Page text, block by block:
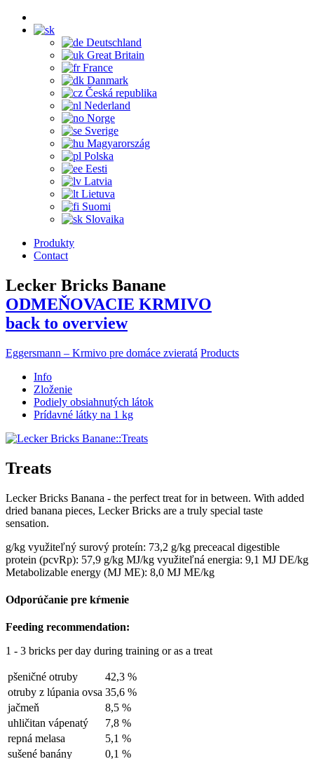
Deutschland
Great Britain
France
Danmark
Česká republika
Nederland
Norge
Sverige
Magyarország
Polska
Eesti
Latvia
Lietuva
Suomi
Slovaika
Produkty
Contact
Lecker Bricks Banane
ODMEŇOVACIE KRMIVO
back to overview
Eggersmann – Krmivo pre domáce zvieratá Products
Info
Zloženie
Podiely obsiahnutých látok
Prídavné látky na 1 kg
Treats
Lecker Bricks Banana - the perfect treat for in between. With added
dried banana pieces, Lecker Bricks are a truly special taste
sensation.
g/kg využiteľný surový proteín: 73,2 g/kg preceacal digestible
protein (pcvRp): 57,9 g/kg MJ/kg využiteľná energia: 9,1 MJ DE/kg
Metabolizable energy (MJ ME): 8,0 MJ ME/kg
Odporúčanie pre kŕmenie
Feeding recommendation:
1 - 3 bricks per day during training or as a treat
pšeničné otruby
42,3 %
otruby z lúpania ovsa 35,6 %
jačmeň
8,5 %
uhličitan vápenatý
7,8 %
repná melasa
5,1 %
sušené banány
0,1 %